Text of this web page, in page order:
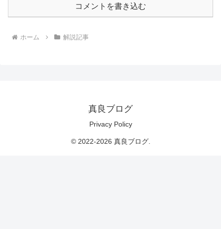
コメントを書き込む
ホーム 解説記事
真良ブログ
Privacy Policy
© 2022-2026 真良ブログ.